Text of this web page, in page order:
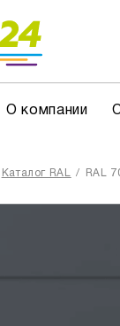
О компании
Каталог RAL / RAL